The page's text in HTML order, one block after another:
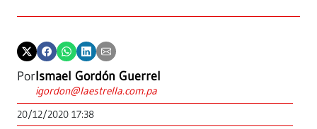
PorIsmael Gordón Guerrel
igordon@laestrella.com.pa
20/12/2020 17:38